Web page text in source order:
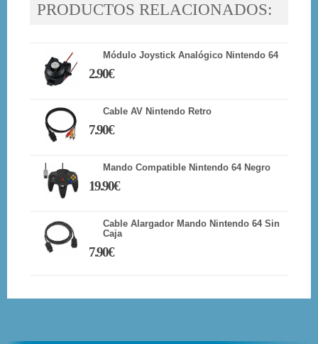
PRODUCTOS RELACIONADOS:
Módulo Joystick Analógico Nintendo 64
2.90€
Cable AV Nintendo Retro
7.90€
Mando Compatible Nintendo 64 Negro
19.90€
Cable Alargador Mando Nintendo 64 Sin
Caja
7.90€